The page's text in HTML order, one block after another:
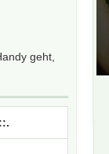
geht,
::.